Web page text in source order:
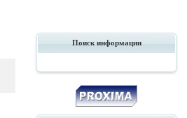
Поиск информации